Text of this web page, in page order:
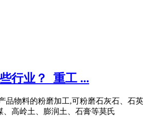
行业？_重工 ...
物料的粉磨加工,可粉磨石灰石、
高岭土、膨润土、石膏等莫氏